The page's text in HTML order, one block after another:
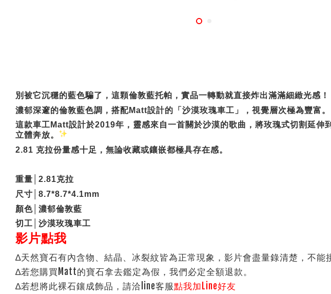
別被它沉穩的藍色騙了，這顆倫敦藍托帕，實品一轉動就直接炸出滿滿細緻光感！
濃郁深邃的倫敦藍色調，搭配Matt設計的「沙漠玫瑰車工」，視覺層次極為豐富。
這款車工 Matt設計於2019年，靈感來自一首關於沙漠的歌曲，將玫瑰式切割延伸
立體奔放。
2.81 克拉份量感十足，無論收藏或鑲嵌都極具存在感。
重量 │2.81克拉
尺寸 │8.7*8.7*4.1mm
顏色
濃郁倫敦藍
切工
沙漠玫瑰車工
影片點我
∆天然寶石有內含物、結晶、冰裂紋皆為正常現象，影片會盡量錄清楚，不能
∆若您購買Matt的寶石拿去鑑定為假，我們必定全額退款。
∆若想將此裸石鑲成飾品，請洽line客服點我加Line好友